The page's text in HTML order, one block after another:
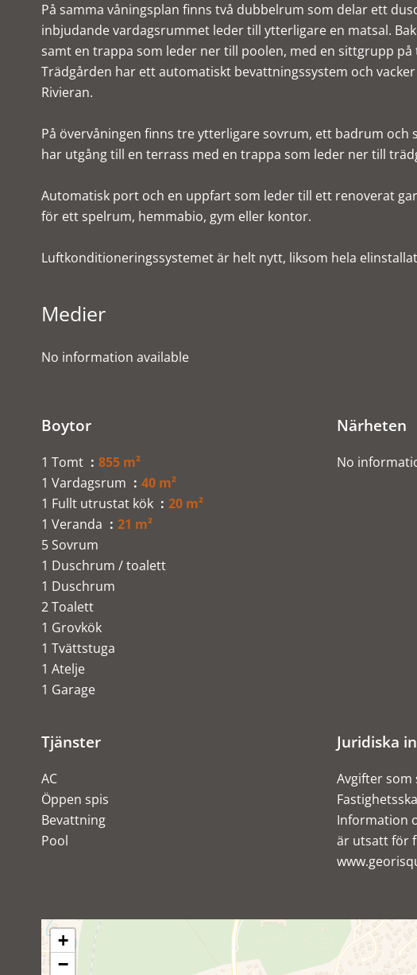
På samma våningsplan finns två dubbelrum som delar ett
inbjudande vardagsrummet leder till ytterligare en matsal.
samt en trappa som leder ner till poolen, med en sittgrupp
Trädgården har ett automatiskt bevattningssystem och
Rivieran.
På övervåningen finns tre ytterligare sovrum, ett badrum och
har utgång till en terrass med en trappa som leder ner till
Automatisk port och en uppfart som leder till ett renoverat
för ett spelrum, hemmabio, gym eller kontor.
Luftkonditioneringssystemet är helt nytt, liksom hela
Medier
No information available
Boytor
1 Tomt
855 m²
1 Vardagsrum
40 m²
1 Fullt utrustat kök
20 m²
1 Veranda
21 m²
5 Sovrum
1 Duschrum / toalett
1 Duschrum
2 Toalett
1 Grovkök
1 Tvättstuga
1 Atelje
1 Garage
Närheten
No
Tjänster
AC
Öppen spis
Bevattning
Pool
Juridiska
Avgifter som
Information
är utsatt för
+
−